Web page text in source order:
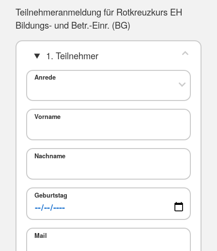
Teilnehmeranmeldung für Rotkreuzkurs EH
Bildungs- und Betr.-Einr. (BG)
1. Teilnehmer
Anrede
Vorname
Nachname
Geburtstag
Mail